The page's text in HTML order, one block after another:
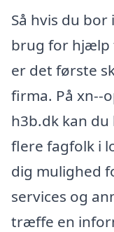
Så hvis du
brug for hjælp
er det første
firma. På xn--
h3b.dk kan
flere fagfolk i
dig mulighed
services og
træffe en